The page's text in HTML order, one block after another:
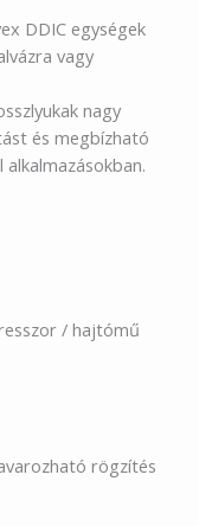
DDIC egységek
vagy
nagy
és megbízható
/ hajtómű
rögzítés